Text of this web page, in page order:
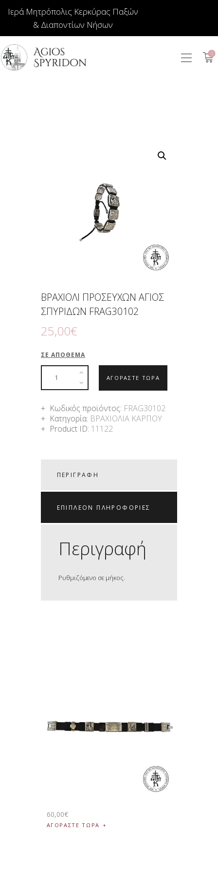
Ιερά Μητρόπολις Κερκύρας Παξών
& Διαποντίων Νήσων
0
ΑΡΘΡΟΓΡΑΦΙΑ
ΒΡΑΧΙΟΛΙ ΠΡΟΣΕΥΧΩΝ ΑΓΙΟΣ
ΣΠΥΡΙΔΩΝ FRAG30102
25,00€
ΣΕ ΑΠΌΘΕΜΑ
ΑΓΟΡΑΣΤΕ ΤΩΡΑ
Κωδικός προϊόντος: FRAG30102
Κατηγορία: ΒΡΑΧΙΟΛΙΑ ΚΑΡΠΟΥ
Product ID: 11122
ΠΕΡΙΓΡΑΦΉ
ΕΠΙΠΛΈΟΝ ΠΛΗΡΟΦΟΡΊΕΣ
Περιγραφή
Ρυθμιζόμενο σε μήκος.
60,00€
ΑΓΟΡΑΣΤΕ ΤΩΡΑ